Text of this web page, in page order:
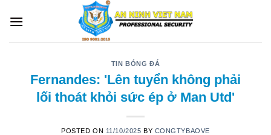
TIN BÓNG ĐÁ
Fernandes: 'Lên tuyển không phải
lối thoát khỏi sức ép ở Man Utd'
POSTED ON 11/10/2025 BY CONGTYBAOVE